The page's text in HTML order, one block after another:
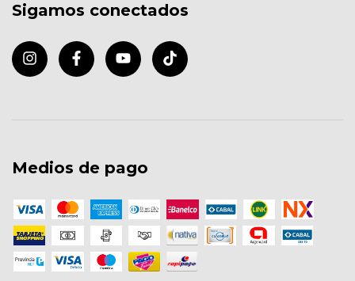
Sigamos conectados
Medios de pago